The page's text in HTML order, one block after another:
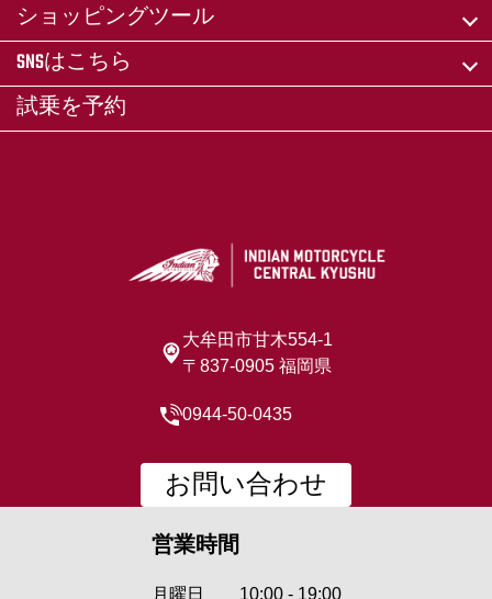
ショッピングツール
SNSはこちら
試乗を予約
大牟田市甘木554-1
〒837-0905 福岡県
0944-50-0435
お問い合わせ
営業時間
月曜日 10:00 - 19:00